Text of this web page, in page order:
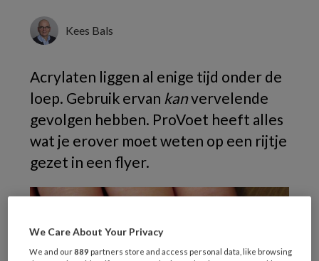
Kees Bals
Acrylaten liggen al enige tijd onder de
loep. Gebruik ervan kanvervelende
gevolgen hebben. ProVoet heeft alles
wat je erover moet weten op een rijtje
gezet in een flyer.
We Care About Your Privacy
We and our889 partners store and access personal data, like browsing